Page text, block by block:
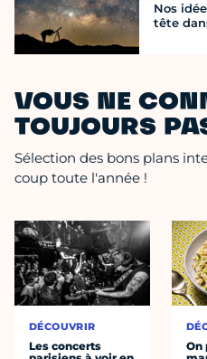
Nos
tête
VOUS NE
TOUJOURS
Sélection des bons plans
coup toute l'année !
DÉCOUVRIR
Les concerts
On